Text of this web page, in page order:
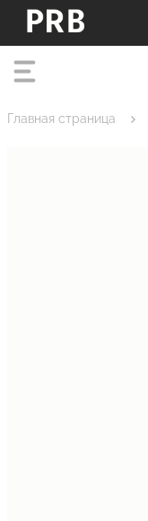
Главная страница